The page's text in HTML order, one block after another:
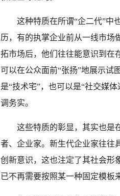
这种特质在所谓“企二代”中
历，有的执掌企业前从一线市场
拓市场后，他们往往能意识到在
可以在公众面前“张扬”地展示试
是“技术宅”，也可以是“社交媒
调务实。
这些特质的彰显，其实也是
者、企业家。新生代企业家往往
创新意识，这也注定了其社会形
已不再需要按照某一种固定模板